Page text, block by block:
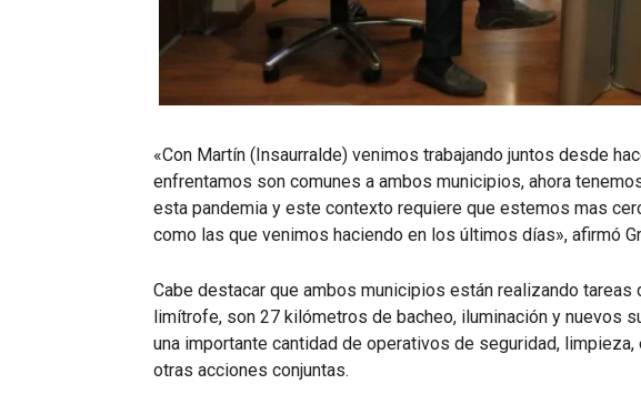
«Con Martín (Insaurralde) venimos trabajando juntos desde
enfrentamos son comunes a ambos municipios, ahora
esta pandemia y este contexto requiere que estemos mas
como las que venimos haciendo en los últimos días», afirmó
Cabe destacar que ambos municipios están realizando tareas
limítrofe, son 27 kilómetros de bacheo, iluminación y nuevos
una importante cantidad de operativos de seguridad,
otras acciones conjuntas.